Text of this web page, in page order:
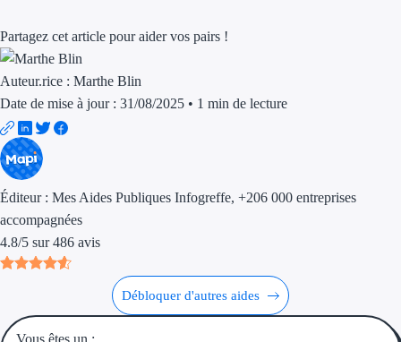
Recherche autonome
Partagez cet article pour aider vos pairs !
Auteur.rice : Marthe Blin
Date de mise à jour : 31/08/2025 • 1 min de lecture
Éditeur : Mes Aides Publiques Infogreffe, +206 000 entreprises
accompagnées
4.8/5 sur 486 avis
Débloquer d'autres aides